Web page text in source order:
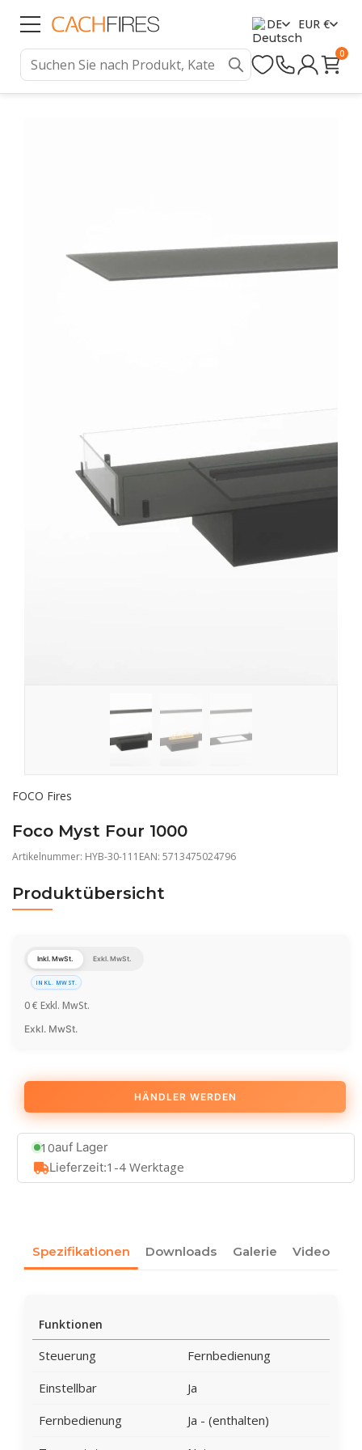
DE EUR €
0
FOCO Fires
Foco Myst Four 1000
Artikelnummer: HYB-30-111 EAN: 5713475024796
Produktübersicht
Inkl. MwSt. Exkl. MwSt.
INKL. MWST.
0€ Exkl. MwSt.
Exkl. MwSt.
HÄNDLER WERDEN
10auf Lager
Lieferzeit:1-4 Werktage
Spezifikationen Downloads Galerie Video
Funktionen
Steuerung
Fernbedienung
Einstellbar
Ja
Fernbedienung
Ja - (enthalten)